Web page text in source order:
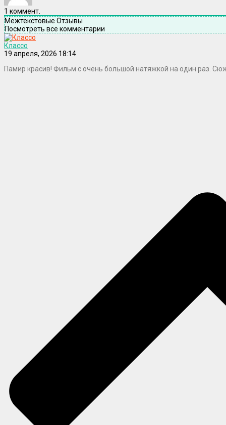
1 коммент.
Межтекстовые Отзывы
Посмотреть все комментарии
Классо
19 апреля, 2026 18:14
Памир красив! Фильм с очень большой натяжкой на один раз.